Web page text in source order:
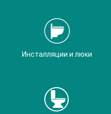
Инсталляции и люки